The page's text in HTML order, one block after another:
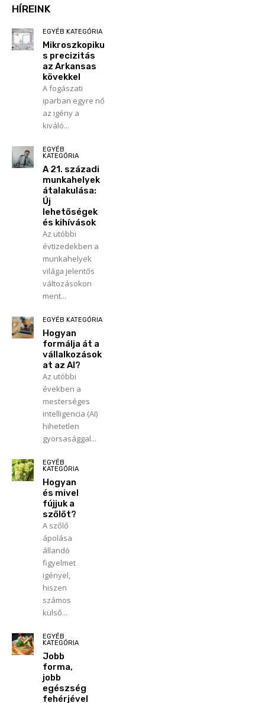
HÍREINK
EGYÉB KATEGÓRIA
Mikroszkopiku
s precizitás
az Arkansas
kövekkel
A fogászati
iparban egyre nő
az igény a
kiváló...
EGYÉB
KATEGÓRIA
A 21. századi
munkahelyek
átalakulása:
Új
lehetőségek
és kihívások
Az utóbbi
évtizedekben a
munkahelyek
világa jelentős
változásokon
ment...
EGYÉB KATEGÓRIA
Hogyan
formálja át a
vállalkozások
at az AI?
Az utóbbi
években a
mesterséges
intelligencia (AI)
hihetetlen
gyorsasággal...
EGYÉB
KATEGÓRIA
Hogyan
és mivel
fújjuk a
szőlőt?
A szőlő
ápolása
állandó
figyelmet
igényel,
hiszen
számos
külső...
EGYÉB
KATEGÓRIA
Jobb
forma,
jobb
egészség
fehérjével